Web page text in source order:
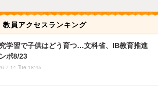
教員アクセスランキング
学習で子供はどう育つ…文科省、IB教育推進
ポ8/23
Tue 18:45